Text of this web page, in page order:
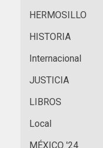
HERMOSILLO
HISTORIA
Internacional
JUSTICIA
LIBROS
Local
MÉXICO '24